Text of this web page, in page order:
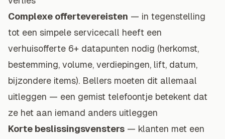
Complexe offertevereisten — in tegenstelling
tot een simpele servicecall heeft een
verhuisofferte 6+ datapunten nodig (herkomst,
bestemming, volume, verdiepingen, lift, datum,
bijzondere items). Bellers moeten dit allemaal
uitleggen — een gemist telefoontje betekent dat
ze het aan iemand anders uitleggen
Korte beslissingsvensters — klanten met een